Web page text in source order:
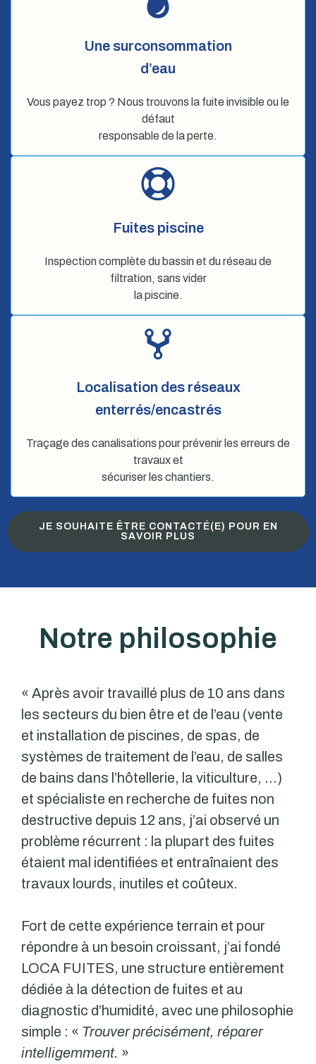
Une surconsommation
d’eau
Vous payez trop ? Nous trouvons la fuite invisible ou le
défaut
responsable de la perte.
Fuites piscine
Inspection complète du bassin et du réseau de
filtration, sans vider
la piscine.
Localisation des réseaux
enterrés/encastrés
Traçage des canalisations pour prévenir les erreurs de
travaux et
sécuriser les chantiers.
JE SOUHAITE ÊTRE CONTACTÉ(E) POUR EN
SAVOIR PLUS
Notre philosophie
« Après avoir travaillé plus de 10 ans dans
les secteurs du bien être et de l’eau (vente
et installation de piscines, de spas, de
systèmes de traitement de l’eau, de salles
de bains dans l’hôtellerie, la viticulture, …)
et spécialiste en recherche de fuites non
destructive depuis 12 ans, j’ai observé un
problème récurrent : la plupart des fuites
étaient mal identifiées et entraînaient des
travaux lourds, inutiles et coûteux.
Fort de cette expérience terrain et pour
répondre à un besoin croissant, j’ai fondé
LOCA FUITES, une structure entièrement
dédiée à la détection de fuites et au
diagnostic d’humidité, avec une philosophie
simple : « Trouver précisément, réparer
intelligemment. »